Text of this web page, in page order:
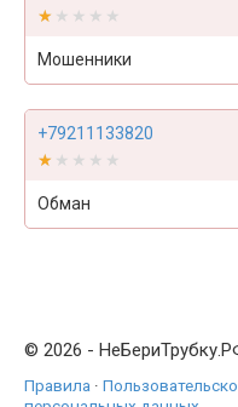
★★★★★
★★★★★
Мошенники
+79211133820
★★★★★
★★★★★
Обман
© 2026 -
Правила ·